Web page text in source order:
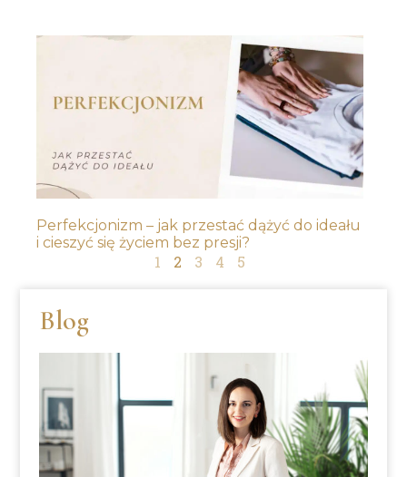
Perfekcjonizm – jak przestać dążyć do ideału
i cieszyć się życiem bez presji?
1 2 3 4 5
Blog